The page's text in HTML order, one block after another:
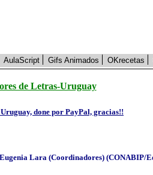
AulaScript Gifs Animados OKrecetas
de Letras-Uruguay
done por PayPal, gracias!!
Lara (Coordinadores) (CONABIP/